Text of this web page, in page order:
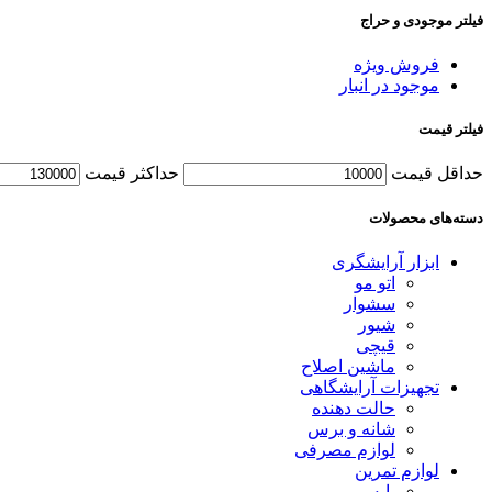
فیلتر موجودی و حراج
فروش ویژه
موجود در انبار
فیلتر قیمت
حداقل قیمت حداکثر قیمت
دسته‌های محصولات
ابزار آرایشگری
اتو مو
سشوار
شیور
قیچی
ماشین اصلاح
تجهیزات آرایشگاهی
حالت دهنده
شانه و برس
لوازم مصرفی
لوازم تمرین